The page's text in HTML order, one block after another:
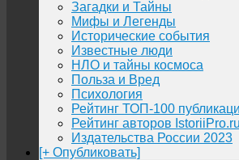
Загадки и Тайны
Мифы и Легенды
Исторические события
Известные люди
НЛО и тайны космоса
Польза и Вред
Психология
Рейтинг ТОП-100
Рейтинг авторов IstoriiPro.ru
Издательства России 2023
[+ Опубликовать]